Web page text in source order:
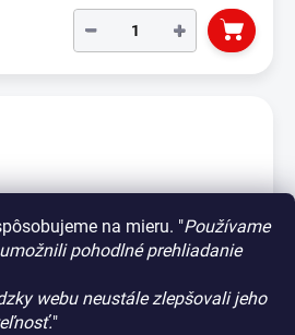
na mieru. "Používame
pohodlné prehliadanie
webu neustále zlepšovali jeho
"
+
−